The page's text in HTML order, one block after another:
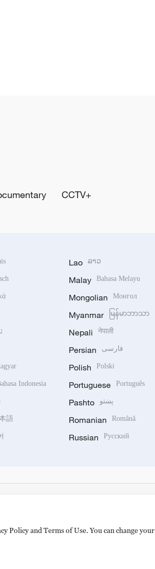
CCTV+
Indonesia
語
Lao ລາວ
Malay Bahasa Melayu
Mongolian Монгол
Myanmar မြန်မာဘာသာ
Nepali नेपाली
Persian فارسی
Polish Polski
Portuguese Português
Pashto پښتو
Romanian Română
Russian Русский
Beijing, China. 100040
Policy and Terms of Use. You can change your